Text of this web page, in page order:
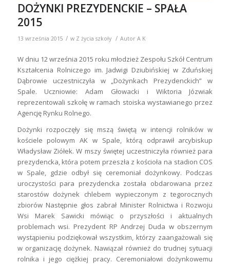
DOŻYNKI PREZYDENCKIE – SPAŁA
2015
13 września 2015 / w Z życia szkoły / Autor A K
W dniu 12 września 2015 roku młodzież Zespołu Szkół Centrum
Kształcenia Rolniczego im. Jadwigi Dziubińskiej w Zduńskiej
Dąbrowie uczestniczyła w „Dożynkach Prezydenckich” w
Spale. Uczniowie: Adam Głowacki i Wiktoria Józwiak
reprezentowali szkołę w ramach stoiska wystawianego przez
Agencję Rynku Rolnego.
Dożynki rozpoczęły się mszą świętą w intencji rolników w
kościele polowym AK w Spale, którą odprawił arcybiskup
Władysław Ziółek. W mszy świętej uczestniczyła również para
prezydencka, która potem przeszła z kościoła na stadion COS
w Spale, gdzie odbył się ceremoniał dożynkowy. Podczas
uroczystości para prezydencka została obdarowana przez
starostów dożynek chlebem wypieczonym z tegorocznych
zbiorów Następnie głos zabrał Minister Rolnictwa i Rozwoju
Wsi Marek Sawicki mówiąc o przyszłości i aktualnych
problemach wsi. Prezydent RP Andrzej Duda w obszernym
wystąpieniu podziękował wszystkim, którzy zaangażowali się
w organizację dożynek. Nawiązał również do trudnej sytuacji
rolnika i jego ciężkiej pracy. Ceremoniałowi dożynkowemu